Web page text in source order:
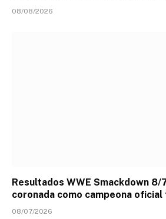
08/08/2026
Resultados WWE Smackdown 8/
coronada como campeona oficial
08/07/2026